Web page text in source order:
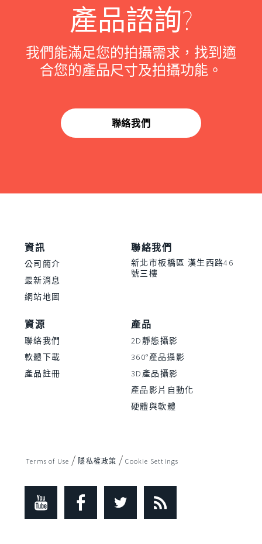
產品諮詢?
我們能滿足您的拍攝需求，找到適
合您的產品尺寸及拍攝功能。
聯絡我們
資訊
公司簡介
最新消息
網站地圖
聯絡我們
新北市板橋區 漢生西路46
號三樓
資源
聯絡我們
軟體下載
產品註冊
產品
2D靜態攝影
360°產品攝影
3D產品攝影
產品影片自動化
硬體與軟體
Terms of Use / 隱私權政策 / Cookie Settings